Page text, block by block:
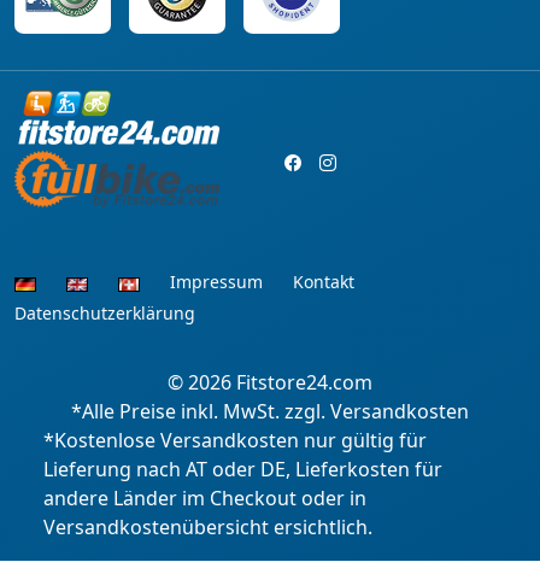
Impressum
Kontakt
Datenschutzerklärung
© 2026 Fitstore24.com
*Alle Preise inkl. MwSt. zzgl. Versandkosten
*Kostenlose Versandkosten nur gültig für
Lieferung nach AT oder DE, Lieferkosten für
andere Länder im Checkout oder in
Versandkostenübersicht ersichtlich.